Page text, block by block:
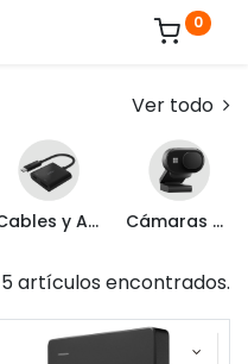
0
Ver todo
Cables y Adaptadores Cámaras Web
5 artículos encontrados.